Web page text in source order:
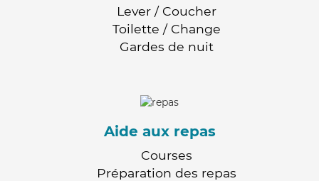
Lever / Coucher
Toilette / Change
Gardes de nuit
Aide aux repas
Courses
Préparation des repas